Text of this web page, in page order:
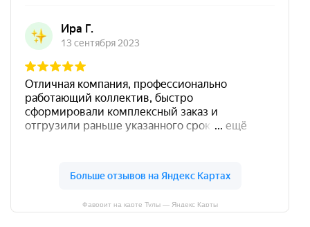
Фаворит на карте Тулы — Яндекс Карты